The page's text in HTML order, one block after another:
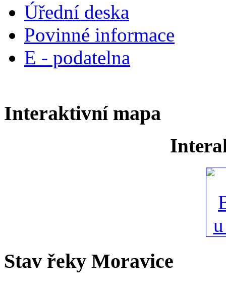
Úřední deska
Povinné informace
E - podatelna
Interaktivní mapa
Stav řeky Moravice